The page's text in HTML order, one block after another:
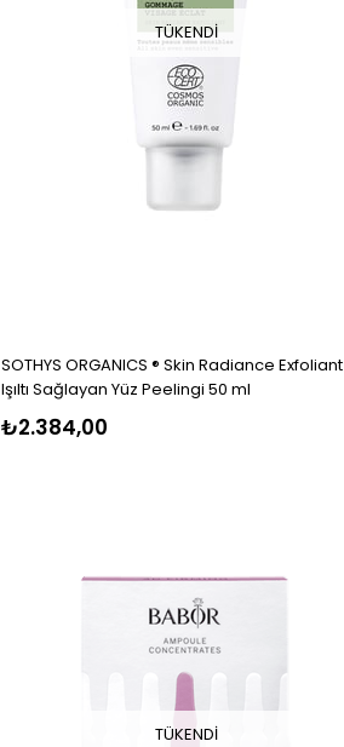
TÜKENDI
SOTHYS ORGANICS ® Skin Radiance Exfoliant
Işıltı Sağlayan Yüz Peelingi 50 ml
₺2.384,00
TÜKENDI